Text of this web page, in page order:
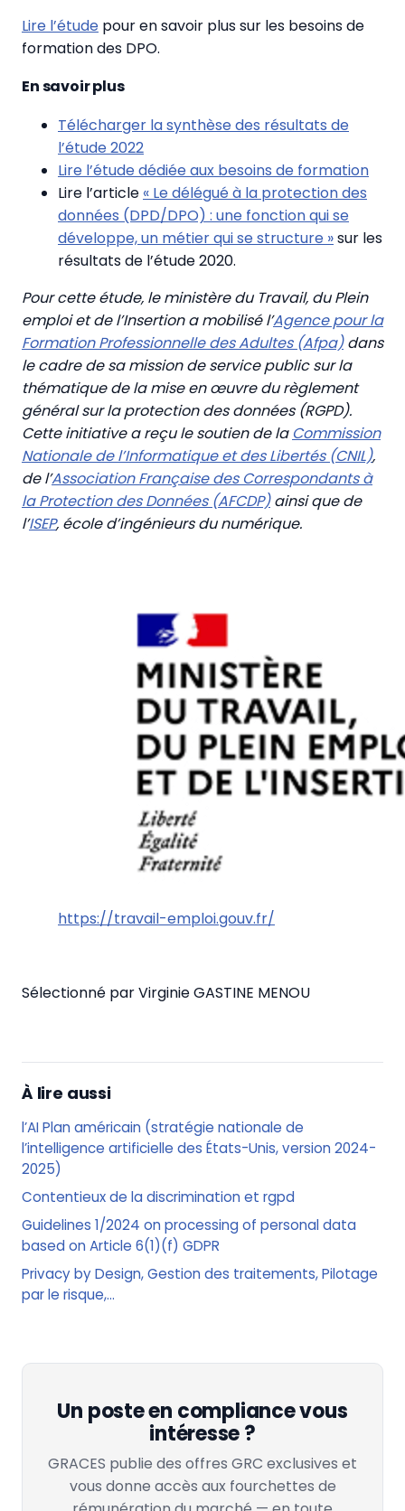
Lire l’étude pour en savoir plus sur les besoins de
formation des DPO.
En savoir plus
Télécharger la synthèse des résultats de
l’étude 2022
Lire l’étude dédiée aux besoins de formation
Lire l’article « Le délégué à la protection des
données (DPD/DPO) : une fonction qui se
développe, un métier qui se structure »sur les
résultats de l’étude 2020.
Pour cette étude, le ministère du Travail, du Plein
emploi et de l’Insertion a mobilisé l’Agence pour la
Formation Professionnelle des Adultes (Afpa)dans
le cadre de sa mission de service public sur la
thématique de la mise en œuvre du règlement
général sur la protection des données (RGPD).
Cette initiative a reçu le soutien de la Commission
Nationale de l’Informatique et des Libertés (CNIL),
de l’Association Française des Correspondants à
la Protection des Données (AFCDP)ainsi que de
l’ISEP, école d’ingénieurs du numérique.
https://travail-emploi.gouv.fr/
Sélectionné par Virginie GASTINE MENOU
À lire aussi
l’AI Plan américain (stratégie nationale de
l’intelligence artificielle des États-Unis, version 2024-
2025)
Contentieux de la discrimination et rgpd
Guidelines 1/2024 on processing of personal data
based on Article 6(1)(f) GDPR
Privacy by Design, Gestion des traitements, Pilotage
par le risque,...
Un poste en compliance vous
intéresse ?
GRACES publie des offres GRC exclusives et
vous donne accès aux fourchettes de